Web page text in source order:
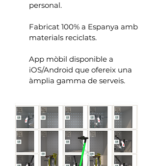
personal.
Fabricat 100% a Espanya amb
materials reciclats.
App mòbil disponible a
iOS/Android que ofereix una
àmplia gamma de serveis.